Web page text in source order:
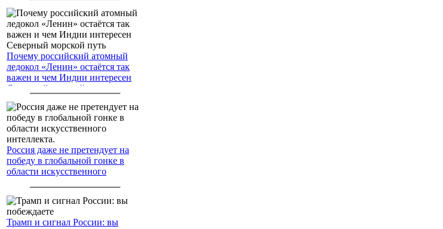
Почему российский атомный
ледокол «Ленин» остаётся так
важен и чем Индии интересен
Северный морской путь
Россия даже не претендует на
победу в глобальной гонке в
области искусственного
Трамп и сигнал России: вы